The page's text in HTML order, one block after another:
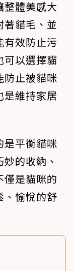
整體美感大
著貓毛、並
有效防止污
可以選擇貓
防止被貓咪
是維持家居
是平衡貓咪
的收納、
僅是貓咪的
、愉悅的舒